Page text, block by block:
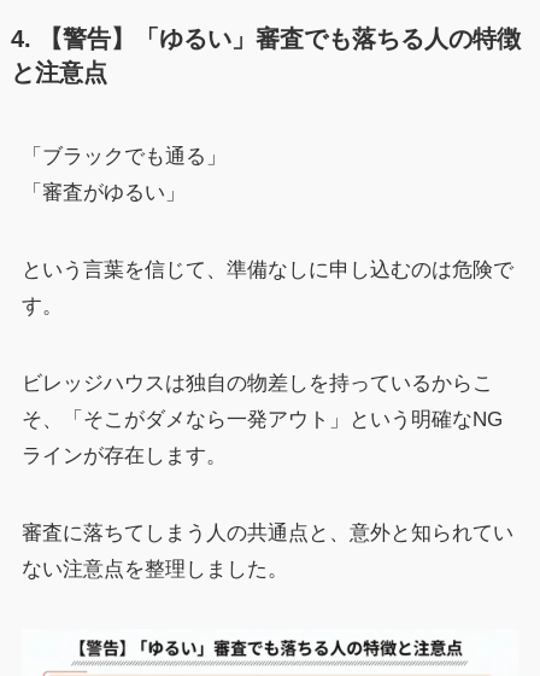
4. 【警告】「ゆるい」審査でも落ちる人の特徴
と注意点
「ブラックでも通る」
「審査がゆるい」
という言葉を信じて、準備なしに申し込むのは危険で
す。
ビレッジハウスは独自の物差しを持っているからこ
そ、「そこがダメなら一発アウト」という明確なNG
ラインが存在します。
審査に落ちてしまう人の共通点と、意外と知られてい
ない注意点を整理しました。